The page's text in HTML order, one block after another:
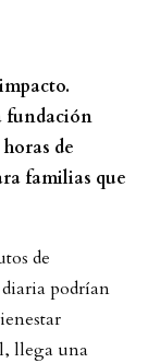
fundación
de
familias que
de
podrían
llega una